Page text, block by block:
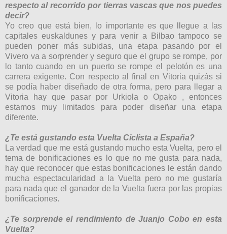
respecto al recorrido por tierras vascas que nos puedes
decir?
Yo creo que está bien, lo importante es que llegue a las
capitales euskaldunes y para venir a Bilbao tampoco se
pueden poner más subidas, una etapa pasando por el
Vivero va a sorprender y seguro que el grupo se rompe, por
lo tanto cuando en un puerto se rompe el pelotón es una
carrera exigente. Con respecto al final en Vitoria quizás si
se podía haber diseñado de otra forma, pero para llegar a
Vitoria hay que pasar por Urkiola o Opako , entonces
estamos muy limitados para poder diseñar una etapa
diferente.
¿Te está gustando esta Vuelta Ciclista a España?
La verdad que me está gustando mucho esta Vuelta, pero el
tema de bonificaciones es lo que no me gusta para nada,
hay que reconocer que estas bonificaciones le están dando
mucha espectacularidad a la Vuelta pero no me gustaría
para nada que el ganador de la Vuelta fuera por las propias
bonificaciones.
¿Te sorprende el rendimiento de Juanjo Cobo en esta
Vuelta?